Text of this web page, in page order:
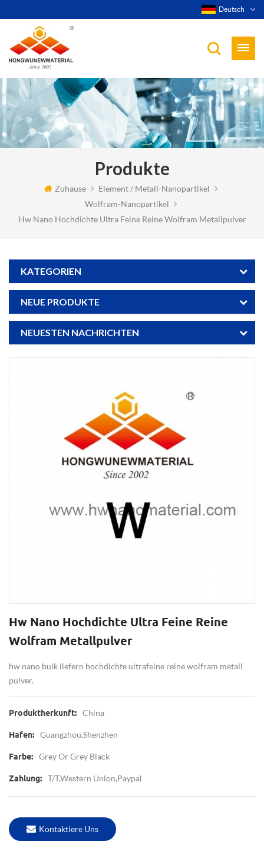
Deutsch
Produkte
Zuhause
Element / Metall-Nanopartikel
Wolfram-Nanopartikel
Hw Nano Hochdichte Ultra Feine Reine Wolfram Metallpulver
KATEGORIEN
NEUE PRODUKTE
NEUESTEN NACHRICHTEN
Hw Nano Hochdichte Ultra Feine Reine
Wolfram Metallpulver
hw nano bulk liefern hochdichte ultrafeine reine wolfram metall
pulver.
Produktherkunft: China
Hafen: Guangzhou,Shenzhen
Farbe: Grey Or Grey Black
Zahlung: T/T,Western Union,Paypal
Kontaktiere Uns